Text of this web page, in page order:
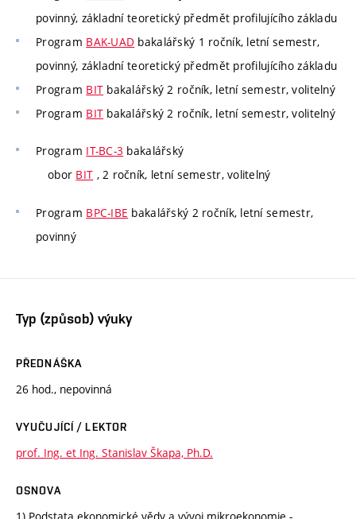
povinný, základní teoretický předmět profilujícího základu
Program BAK-UAD bakalářský 1 ročník, letní semestr,
povinný, základní teoretický předmět profilujícího základu
Program BIT bakalářský 2 ročník, letní semestr, volitelný
Program BIT bakalářský 2 ročník, letní semestr, volitelný
Program IT-BC-3 bakalářský
obor BIT , 2 ročník, letní semestr, volitelný
Program BPC-IBE bakalářský 2 ročník, letní semestr,
povinný
Typ (způsob) výuky
PŘEDNÁŠKA
26 hod., nepovinná
VYUČUJÍCÍ / LEKTOR
prof. Ing. et Ing. Stanislav Škapa, Ph.D.
OSNOVA